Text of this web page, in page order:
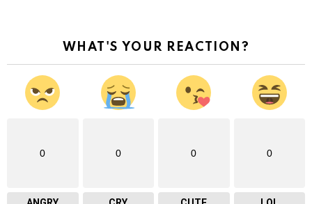
WHAT'S YOUR REACTION?
0 0 0 0